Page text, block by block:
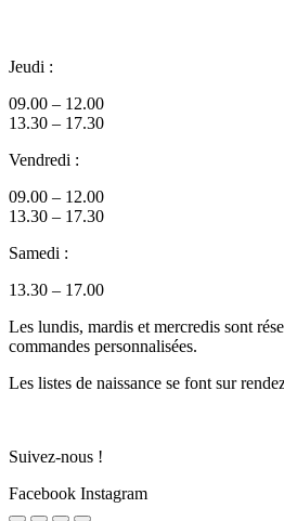
Jeudi :
09.00 – 12.00
13.30 – 17.30
Vendredi :
09.00 – 12.00
13.30 – 17.30
Samedi :
13.30 – 17.00
Les lundis, mardis et mercredis sont
commandes personnalisées.
Les listes de naissance se font sur
Suivez-nous !
Facebook Instagram